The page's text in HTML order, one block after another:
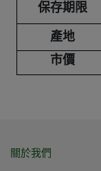
保存期限
產地
市價
關於我們